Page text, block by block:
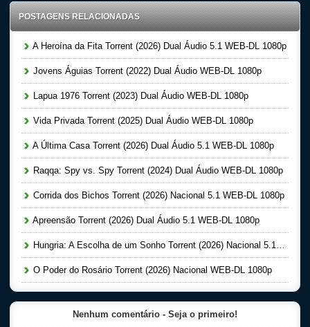
POSTAGENS RELACIONADAS
A Heroína da Fita Torrent (2026) Dual Áudio 5.1 WEB-DL 1080p
Jovens Águias Torrent (2022) Dual Áudio WEB-DL 1080p
Lapua 1976 Torrent (2023) Dual Áudio WEB-DL 1080p
Vida Privada Torrent (2025) Dual Áudio WEB-DL 1080p
A Última Casa Torrent (2026) Dual Áudio 5.1 WEB-DL 1080p
Raqqa: Spy vs. Spy Torrent (2024) Dual Áudio WEB-DL 1080p
Corrida dos Bichos Torrent (2026) Nacional 5.1 WEB-DL 1080p
Apreensão Torrent (2026) Dual Áudio 5.1 WEB-DL 1080p
Hungria: A Escolha de um Sonho Torrent (2026) Nacional 5.1 WEB-DL 1080p
O Poder do Rosário Torrent (2026) Nacional WEB-DL 1080p
Nenhum comentário - Seja o primeiro!